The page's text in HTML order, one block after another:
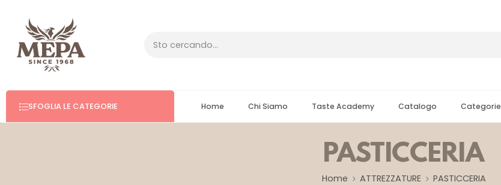
SFOGLIA LE CATEGORIE Home Chi Siamo Taste Academy Catalogo Categorie
PASTICCERIA
Home ATTREZZATURE PASTICCERIA